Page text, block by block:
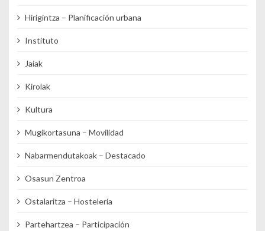
Hirigintza – Planificación urbana
Instituto
Jaiak
Kirolak
Kultura
Mugikortasuna – Movilidad
Nabarmendutakoak – Destacado
Osasun Zentroa
Ostalaritza – Hostelería
Partehartzea – Participación